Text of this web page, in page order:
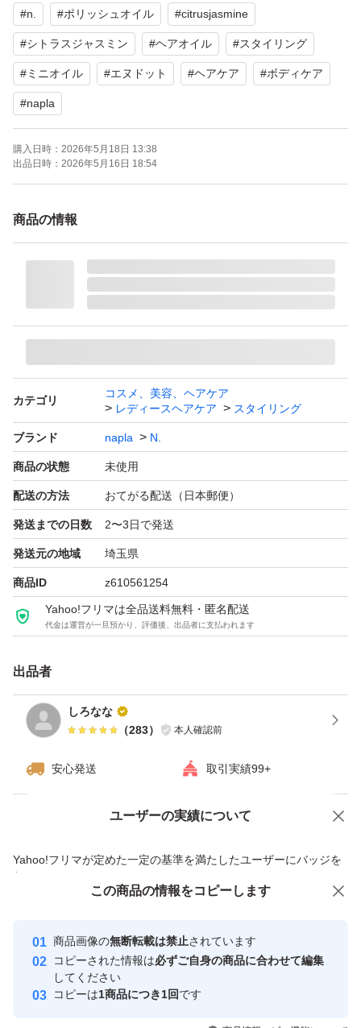
【香り】シトラスジャスミン
【商品の状態】未使用
【カラー】クリア系
#n. #ポリッシュオイル #citrusjasmine
#シトラスジャスミン #ヘアオイル #スタイリング
#ミニオイル #エヌドット #ヘアケア #ボディケア
#napla
購入日時： 2026年5月18日 13:38
出品日時： 2026年5月16日 18:54
商品の情報
カテゴリ
コスメ、美容、ヘアケア
レディースヘアケア
スタイリング
ブランド napla N.
商品の状態 未使用
配送の方法 おてがる配送（日本郵便）
発送までの日数 2〜3日で発送
発送元の地域 埼玉県
商品ID z610561254
Yahoo!フリマは全品送料無料・匿名配送
代金は運営が一旦預かり、評価後、出品者に支払われます
出品者
しろなな
（283） 本人確認前
安心発送 取引実績99+
ユーザーの実績について
Yahoo!フリマが定めた一定の基準を満たしたユーザーにバッジを
付与しています
安心取引出品者
心・安全なユーザーです
取引実績
引を完了させた実績があります
価格の相談 商品への質問
この商品の情報をコピーします
商品画像の無断転載は禁止されています
コピーされた情報は必ずご自身の商品に合わせて編集
してください
コピーは1商品につき1回です
この商品をみている人にオススメ